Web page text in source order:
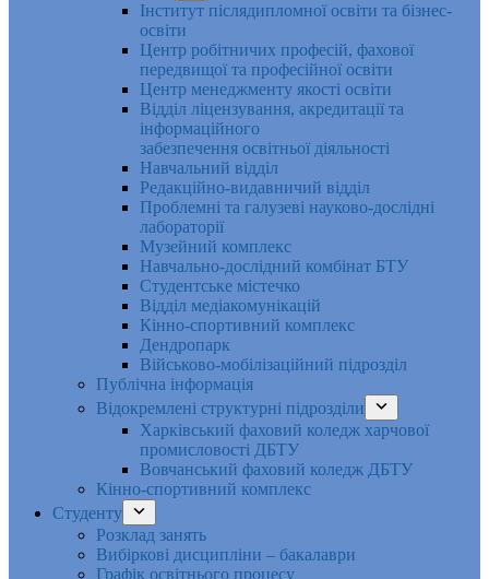
Інститут післядипломної освіти та бізнес-
освіти
Центр робітничих професій, фахової
передвищої та професійної освіти
Центр менеджменту якості освіти
Відділ ліцензування, акредитації та
інформаційного
забезпечення освітньої діяльності
Навчальний відділ
Редакційно-видавничий відділ
Проблемні та галузеві науково-дослідні
лабораторії
Музейний комплекс
Навчально-дослідний комбінат БТУ
Студентське містечко
Відділ медіакомунікацій
Кінно-спортивний комплекс
Дендропарк
Військово-мобілізаційний підрозділ
Публічна інформація
Відокремлені структурні підрозділи
Харківський фаховий коледж харчової
промисловості ДБТУ
Вовчанський фаховий коледж ДБТУ
Кінно-спортивний комплекс
Студенту
Розклад занять
Вибіркові дисципліни – бакалаври
Графік освітнього процесу